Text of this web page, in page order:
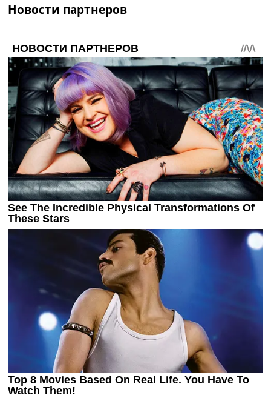
Конкурс прогнозов
Правила
Коллективный прогноз
Турниры
Чемпионат Мира
Украина. Премьер-Лига
Украина. Первая Лига
Лига Чемпионов
Англия. Премьер Лига
Испания. Ла Лига
Другие Турниры >>>
Таблицы
Таблицы групп Чемпионата Мира
Украина. Премьер-Лига
Украина. Первая Лига
Лига Чемпионов. Таблицы групп
Англия. Премьер-Лига
Испания. Ла Лига
Все таблицы >>>
Рейтинги
Рейтинг стран УЕФА
Рейтинг клубов УЕФА
Рейтинг ФИФА
ТВ программа
Новости партнеров